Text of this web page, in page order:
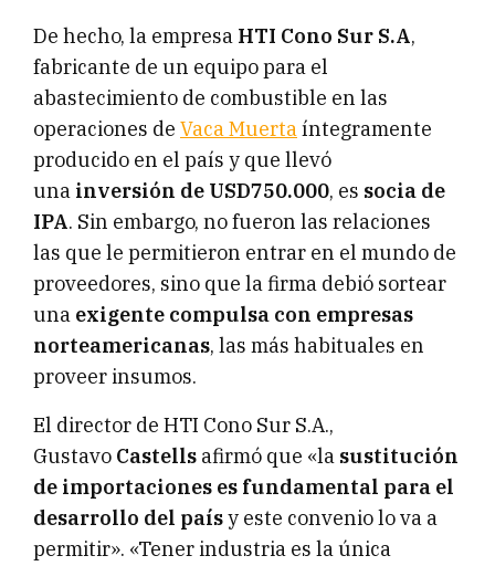
De hecho, la empresa HTI Cono Sur S.A,
fabricante de un equipo para el
abastecimiento de combustible en las
operaciones de Vaca Muertaíntegramente
producido en el país y que llevó
una inversión de USD750.000, es socia de
IPA. Sin embargo, no fueron las relaciones
las que le permitieron entrar en el mundo de
proveedores, sino que la firma debió sortear
una exigente compulsa con empresas
norteamericanas, las más habituales en
proveer insumos.
El director de HTI Cono Sur S.A.,
Gustavo Castells afirmó que «la sustitución
de importaciones es fundamental para el
desarrollo del paísy este convenio lo va a
permitir». «Tener industria es la única